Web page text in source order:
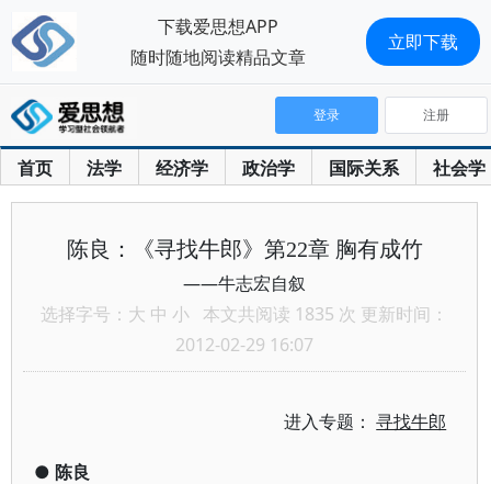
首页 法学 经济学 政治学 国际关系 社会学
登录 注册
陈良：《寻找牛郎》第22章 胸有成竹
——牛志宏自叙
选择字号： 大 中 小 本文共阅读 1835 次 更新时间：
2012-02-29 16:07
进入专题：寻找牛郎
● 陈良
下载爱思想APP
随时随地阅读精品文章
立即下载